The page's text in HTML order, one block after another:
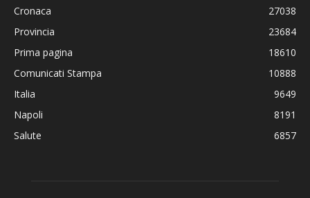
Cronaca
27038
Provincia
23684
Prima pagina
18610
Comunicati Stampa
10888
Italia
9649
Napoli
8191
Salute
6857